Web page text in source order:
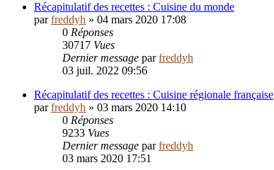
Récapitulatif des recettes : Cuisine du monde
parfreddyh » 04 mars 2020 17:08
0 Réponses
30717 Vues
Dernier message parfreddyh
03 juil. 2022 09:56
Récapitulatif des recettes : Cuisine régionale française
parfreddyh » 03 mars 2020 14:10
0 Réponses
9233 Vues
Dernier message parfreddyh
03 mars 2020 17:51